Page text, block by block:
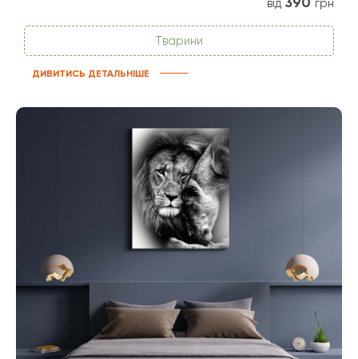
від грн
Тварини
ДИВИТИСЬ ДЕТАЛЬНІШЕ